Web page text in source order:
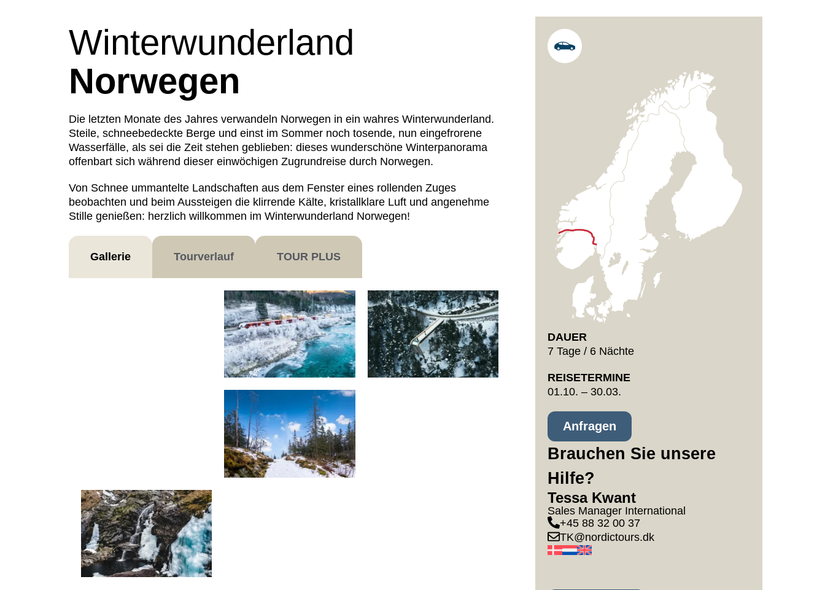
Winterwunderland
Norwegen
Die letzten Monate des Jahres verwandeln Norwegen in ein wahres Winterwunderland.
Steile, schneebedeckte Berge und einst im Sommer noch tosende, nun eingefrorene
Wasserfälle, als sei die Zeit stehen geblieben: dieses wunderschöne Winterpanorama
offenbart sich während dieser einwöchigen Zugrundreise durch Norwegen.
Von Schnee ummantelte Landschaften aus dem Fenster eines rollenden Zuges
beobachten und beim Aussteigen die klirrende Kälte, kristallklare Luft und angenehme
Stille genießen: herzlich willkommen im Winterwunderland Norwegen!
Gallerie Tourverlauf TOUR PLUS
DAUER
7 Tage / 6 Nächte
REISETERMINE
01.10. – 30.03.
Anfragen
Brauchen Sie unsere
Hilfe?
Tessa Kwant
Sales Manager International
+45 88 32 00 37
TK@nordictours.dk